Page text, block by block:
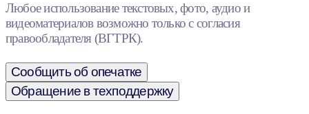
Любое использование текстовых, фото, аудио и
видеоматериалов возможно только с согласия
правообладателя (ВГТРК).
Сообщить об опечатке
Обращение в техподдержку